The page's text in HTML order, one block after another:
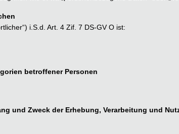
i.S.d. Art. 4 Zif. 7 DS-GV O ist:
betroffener Personen
und Zweck der Erhebung, Verarbeitung und